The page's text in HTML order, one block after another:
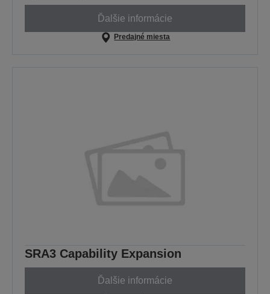
Ďalšie informácie
Predajné miesta
SRA3 Capability Expansion
Ďalšie informácie